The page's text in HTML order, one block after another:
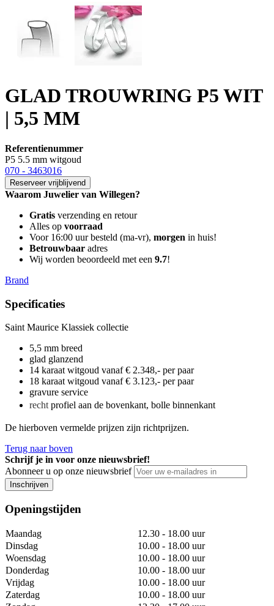
GLAD TROUWRING P5 WIT
| 5,5 MM
Referentienummer
P5 5.5 mm witgoud
070 - 3463016
Reserveer vrijblijvend
Waarom Juwelier van Willegen?
Gratis verzending en retour
Alles op voorraad
Voor 16:00 uur besteld (ma-vr), morgen in huis!
Betrouwbaar adres
Wij worden beoordeeld met een 9.7!
Brand
Specificaties
Saint Maurice Klassiek collectie
5,5 mm breed
glad glanzend
14 karaat witgoud vanaf € 2.348,- per paar
18 karaat witgoud vanaf € 3.123,- per paar
gravure service
recht profiel aan de bovenkant, bolle binnenkant
De hierboven vermelde prijzen zijn richtprijzen.
Terug naar boven
Schrijf je in voor onze nieuwsbrief!
Abonneer u op onze nieuwsbrief
Inschrijven
Openingstijden
Maandag
12.30 - 18.00 uur
Dinsdag
10.00 - 18.00 uur
Woensdag
10.00 - 18.00 uur
Donderdag
10.00 - 18.00 uur
Vrijdag
10.00 - 18.00 uur
Zaterdag
10.00 - 18.00 uur